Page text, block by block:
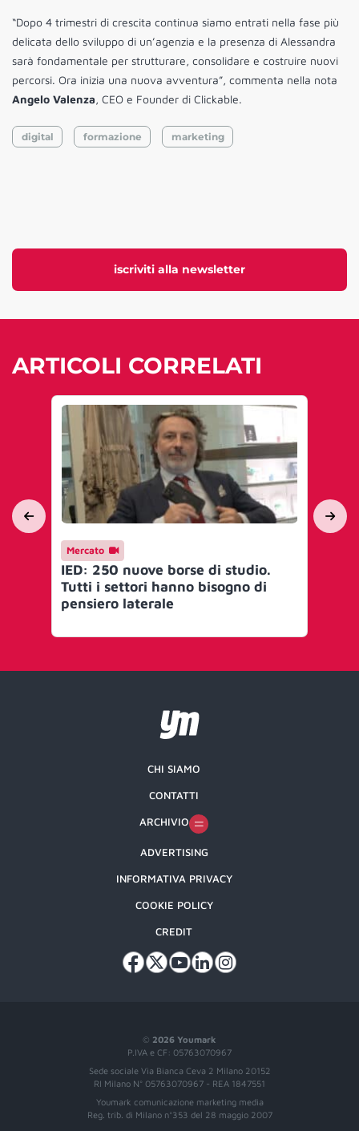
iscriviti alla newsletter
“Dopo 4 trimestri di crescita continua siamo entrati nella fase più
delicata dello sviluppo di un’agenzia e la presenza di Alessandra
sarà fondamentale per strutturare, consolidare e costruire nuovi
percorsi. Ora inizia una nuova avventura”, commenta nella nota
Angelo Valenza, CEO e Founder di Clickable.
digital formazione marketing
ARTICOLI CORRELATI
Mercato
IED: 250 nuove borse di studio.
Tutti i settori hanno bisogno di
pensiero laterale
© 2026 Youmark
P.IVA e CF: 05763070967
Sede sociale Via Bianca Ceva 2 Milano 20152
RI Milano N° 05763070967 - REA 1847551
Youmark comunicazione marketing media
Reg. trib. di Milano n°353 del 28 maggio 2007
CHI SIAMO
CONTATTI
ARCHIVIO
ADVERTISING
INFORMATIVA PRIVACY
COOKIE POLICY
CREDIT